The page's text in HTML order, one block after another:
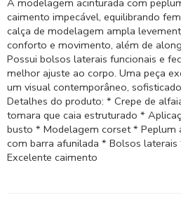
caimento impecável, equilibrando
calça de modelagem ampla
conforto e movimento, além de
Possui bolsos laterais funcionais e
melhor ajuste ao corpo. Uma peça
um visual contemporâneo,
Detalhes do produto: * Crepe de
tomara que caia estruturado *
busto * Modelagem corset * Peplum
com barra afunilada * Bolsos
Excelente caimento